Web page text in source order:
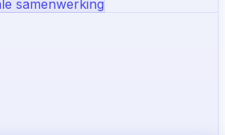
samenwerking